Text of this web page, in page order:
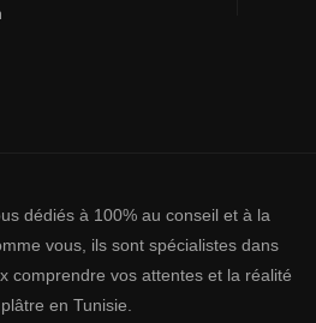
dédiés à 100% au conseil et à la
vous, ils sont spécialistes dans
comprendre vos attentes et la réalité
en Tunisie.